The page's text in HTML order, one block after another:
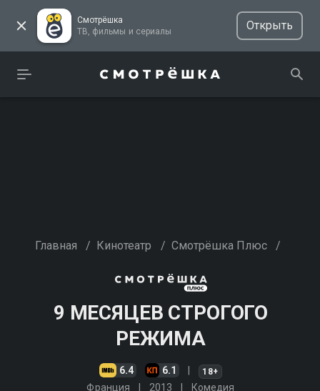
Смотрёшка
ТВ, фильмы и сериалы
Открыть
Главная / Кинотеатр / Смотрёшка Плюс /
9 МЕСЯЦЕВ СТРОГОГО
РЕЖИМА
6.4 6.1 18+
Франция 2013 Комедия